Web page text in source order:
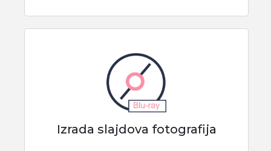
Izrada slajdova fotografija